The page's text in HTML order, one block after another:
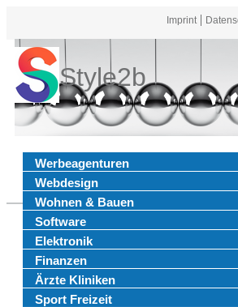
Imprint
Style2b
Werbeagenturen
Webdesign
Wohnen & Bauen
Software
Elektronik
Finanzen
Ärzte Kliniken
Sport Freizeit